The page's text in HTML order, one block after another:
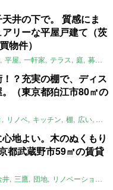
井の下で。 質感にま
リーな平屋戸建て（茨
物件）
平屋 一軒家 テラス 庭 募集中
？充実の棚で、ディス
（東京都狛江市80㎡の
リノベ キッチン 棚 広い ガイ
地よい。木のぬくもり
都武蔵野市59㎡の賃貸
井 三鷹 団地 リノベーション